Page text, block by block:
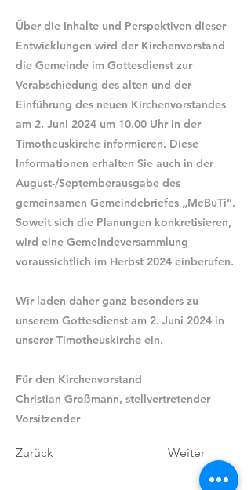
Über die Inhalte und Perspektiven dieser
Entwicklungen wird der Kirchenvorstand
die Gemeinde im Gottesdienst zur
Verabschiedung des alten und der
Einführung des neuen Kirchenvorstandes
am 2. Juni 2024 um 10.00 Uhr in der
Timotheuskirche informieren. Diese
Informationen erhalten Sie auch in der
August-/Septemberausgabe des
gemeinsamen Gemeindebriefes „MeBuTi“.
Soweit sich die Planungen konkretisieren,
wird eine Gemeindeversammlung
voraussichtlich im Herbst 2024 einberufen.
Wir laden daher ganz besonders zu
unserem Gottesdienst am 2. Juni 2024 in
unserer Timotheuskirche ein.
Für den Kirchenvorstand
Christian Großmann, stellvertretender
Vorsitzender
Zurück Weiter